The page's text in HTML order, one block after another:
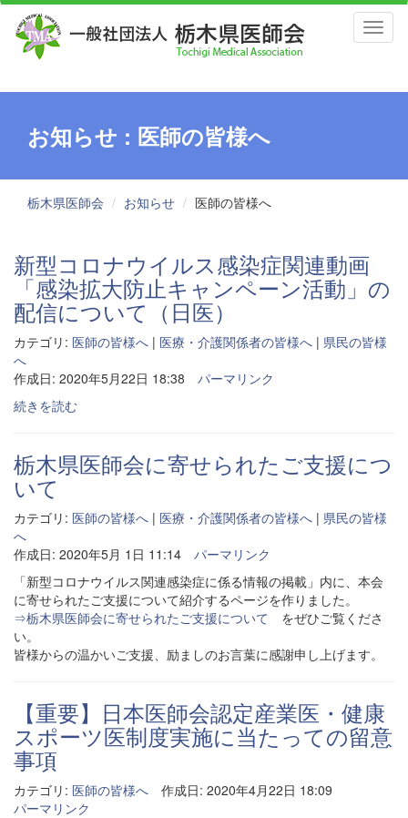
お知らせ : 医師の皆様へ
栃木県医師会 お知らせ 医師の皆様へ
新型コロナウイルス感染症関連動画
「感染拡大防止キャンペーン活動」の
配信について（日医）
カテゴリ: 医師の皆様へ | 医療・介護関係者の皆様へ | 県民の皆様
へ
作成日: 2020年5月22日 18:38
パーマリンク
続きを読む
栃木県医師会に寄せられたご支援につ
いて
カテゴリ: 医師の皆様へ | 医療・介護関係者の皆様へ | 県民の皆様
へ
作成日: 2020年5月 1日 11:14
パーマリンク
「新型コロナウイルス関連感染症に係る情報の掲載」内に、本会
に寄せられたご支援について紹介するページを作りました。
⇒栃木県医師会に寄せられたご支援について をぜひご覧くださ
い。
皆様からの温かいご支援、励ましのお言葉に感謝申し上げます。
【重要】日本医師会認定産業医・健康
スポーツ医制度実施に当たっての留意
事項
カテゴリ: 医師の皆様へ
作成日: 2020年4月22日 18:09
パーマリンク